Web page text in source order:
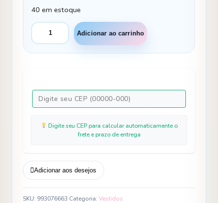
40 em estoque
Vestido
Marie
Adicionar ao carrinho
Digite seu CEP para calcular automaticamente o
frete e prazo de entrega
Adicionar aos desejos
SKU: 993076663 Categoria: Vestidos